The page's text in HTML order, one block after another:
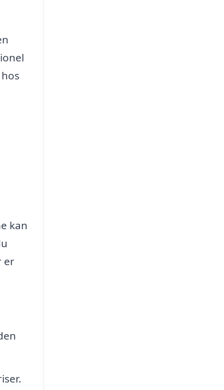
kan
er